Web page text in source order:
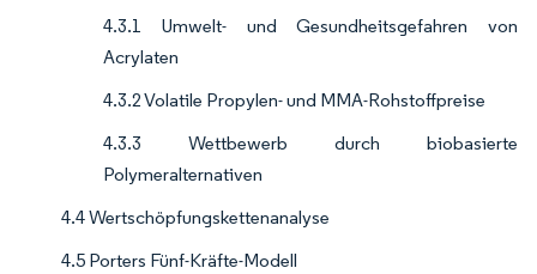
4.3.1 Umwelt- und Gesundheitsgefahren von
Acrylaten
4.3.2 Volatile Propylen- und MMA-Rohstoffpreise
4.3.3 Wettbewerb durch biobasierte
Polymeralternativen
4.4 Wertschöpfungskettenanalyse
4.5 Porters Fünf-Kräfte-Modell